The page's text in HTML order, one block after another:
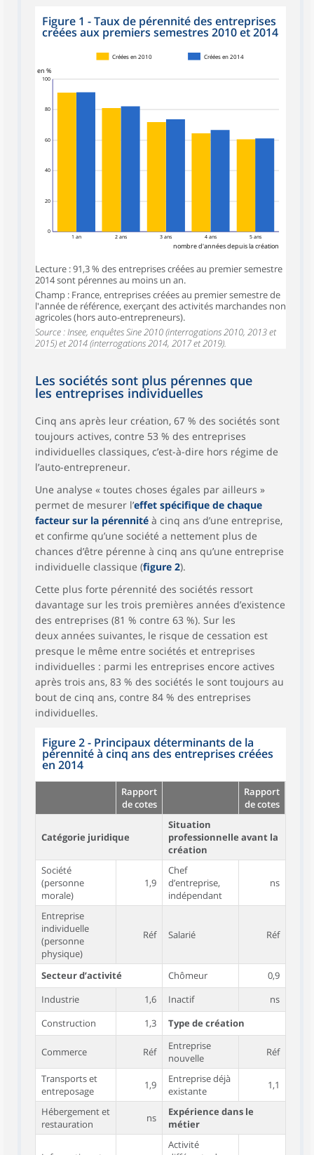
Figure 1 - Taux de pérennité des entreprises
créées aux premiers semestres 2010 et 2014
0
20
40
60
80
100
en %
nombre d'années depuis la création
1 an 2 ans 3 ans 4 ans 5 ans
Créées en 2010 Créées en 2014
Lecture : 91,3 % des entreprises créées au premier semestre
2014 sont pérennes au moins un an.
Champ : France, entreprises créées au premier semestre de
l'année de référence, exerçant des activités marchandes non
agricoles (hors auto-entrepreneurs).
Source : Insee, enquêtes Sine 2010 (interrogations 2010, 2013 et
2015) et 2014 (interrogations 2014, 2017 et 2019).
Les sociétés sont plus pérennes que
les entreprises individuelles
Cinq ans après leur création, 67 % des sociétés sont
toujours actives, contre 53 % des entreprises
individuelles classiques, c’est-à-dire hors régime de
l’auto-entrepreneur.
Une analyse « toutes choses égales par ailleurs »
permet de mesurer l’effet spécifique de chaque
facteur sur la pérennité à cinq ans d’une entreprise,
et confirme qu’une société a nettement plus de
chances d’être pérenne à cinq ans qu’une entreprise
individuelle classique (figure 2).
Cette plus forte pérennité des sociétés ressort
davantage sur les trois premières années d’existence
des entreprises (81 % contre 63 %). Sur les
deux années suivantes, le risque de cessation est
presque le même entre sociétés et entreprises
individuelles : parmi les entreprises encore actives
après trois ans, 83 % des sociétés le sont toujours au
bout de cinq ans, contre 84 % des entreprises
individuelles.
Figure 2 - Principaux déterminants de la
pérennité à cinq ans des entreprises créées
en 2014
Rapport
de cotes
Rapport
de cotes
Catégorie juridique
Situation
professionnelle avant la
création
Société
(personne
morale)
1,9
Chef
d’entreprise,
indépendant
ns
Entreprise
individuelle
(personne
physique)
Réf Salarié Réf
Secteur d’activité Chômeur
0,9
Industrie
1,6 Inactif
ns
Construction
1,3 Type de création
Commerce Réf
Entreprise
nouvelle
Réf
Transports et
entreposage
1,9
Entreprise déjà
existante
1,1
Hébergement et
restauration
ns
Expérience dans le
métier
Activité